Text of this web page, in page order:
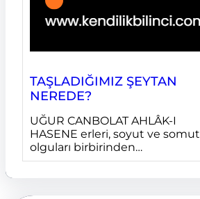
TAŞLADIĞIMIZ ŞEYTAN
NEREDE?
UĞUR CANBOLAT AHLÂK-I
HASENE erleri, soyut ve somut
olguları birbirinden…